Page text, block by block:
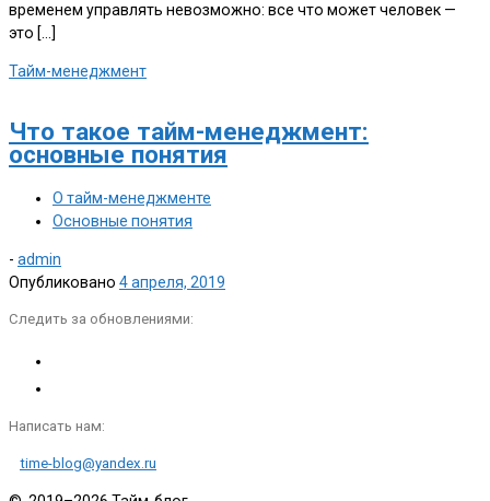
временем управлять невозможно: все что может человек —
это […]
Тайм-менеджмент
Что такое тайм-менеджмент:
основные понятия
О тайм-менеджменте
Основные понятия
- admin
Опубликовано 4 апреля, 2019
Следить за обновлениями:
Написать нам:
time-blog@yandex.ru